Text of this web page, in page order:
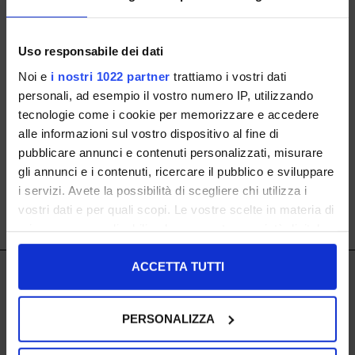
Uso responsabile dei dati
Noi e i nostri 1022 partner trattiamo i vostri dati
personali, ad esempio il vostro numero IP, utilizzando
tecnologie come i cookie per memorizzare e accedere
alle informazioni sul vostro dispositivo al fine di
pubblicare annunci e contenuti personalizzati, misurare
gli annunci e i contenuti, ricercare il pubblico e sviluppare
i servizi. Avete la possibilità di scegliere chi utilizza i
vostri dati e per quali scopi. Le vostre scelte in materia di
in cui avete effettuato le vostre scelte. È possibile
modificare o revocare il proprio consenso in qualsiasi
momento dalla Dichiarazione sui cookie o facendo clic
Con il tuo consenso, vorremmo anche:
ACCETTA TUTTI
PERSONALIZZA
caffenero
36
€ 69.00
SHOW ITEMS1to1of1 total
IL LACCIO
SHOPPING
NEWSLETTER ABONNIEREN